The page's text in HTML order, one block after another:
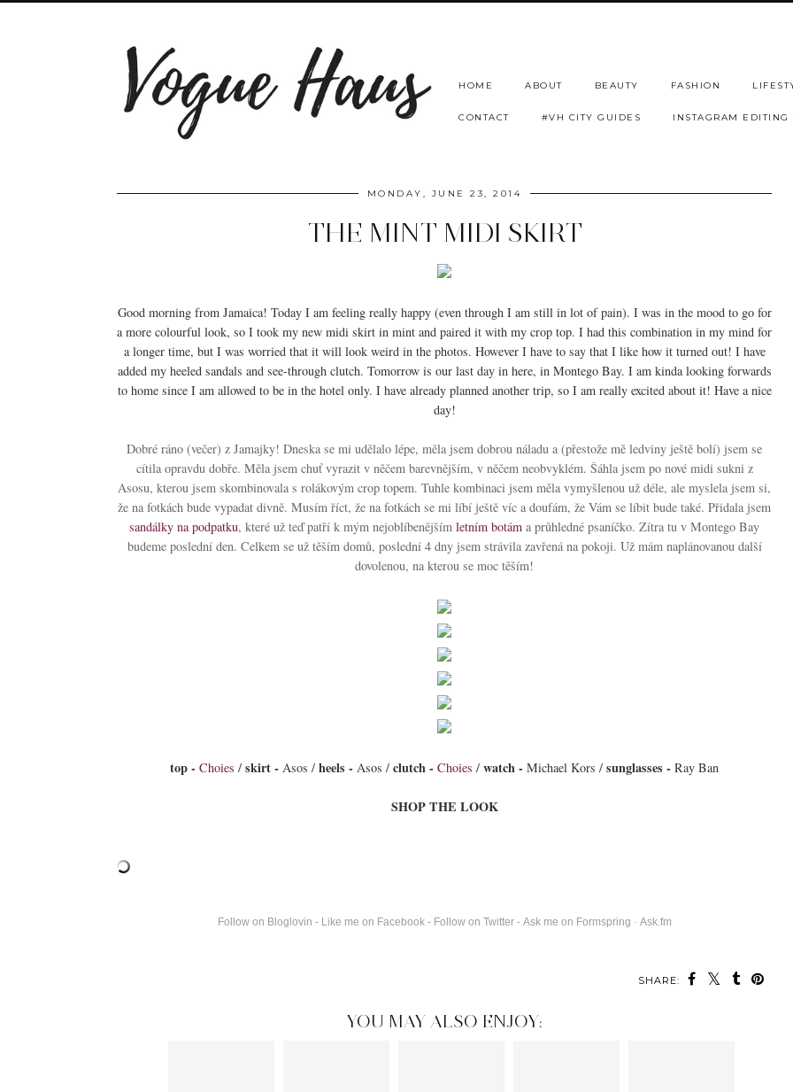
HOME ABOUT BEAUTY FASHION
CONTACT #VH CITY GUIDES INSTAGRAM EDITING
MONDAY, JUNE 23, 2014
THE MINT MIDI SKIRT
Good morning from Jamaica! Today I am feeling really happy (even through I am still in lot of pain). I was in the mood to go for
a more colourful look, so I took my new midi skirt in mint and paired it with my crop top. I had this combination in my mind for
a longer time, but I was worried that it will look weird in the photos. However I have to say that I like how it turned out! I have
added my heeled sandals and see-through clutch. Tomorrow is our last day in here, in Montego Bay. I am kinda looking forwards
to home since I am allowed to be in the hotel only. I have already planned another trip, so I am really excited about it! Have a nice
day!
Dobré ráno (večer) z Jamajky! Dneska se mi udělalo lépe, měla jsem dobrou náladu a (přestože mě ledviny ještě bolí) jsem se
cítila opravdu dobře. Měla jsem chuť vyrazit v něčem barevnějším, v něčem neobvyklém. Šáhla jsem po nové midi sukni z
Asosu, kterou jsem skombinovala s rolákovým crop topem. Tuhle kombinaci jsem měla vymyšlenou už déle, ale myslela jsem si,
že na fotkách bude vypadat divně. Musím říct, že na fotkách se mi líbí ještě víc a doufám, že Vám se líbit bude také. Přidala jsem
sandálky na podpatku, které už teď patří k mým nejoblíbenějším letním botám a průhledné psaníčko. Zítra tu v Montego Bay
budeme poslední den. Celkem se už těším domů, poslední 4 dny jsem strávila zavřená na pokoji. Už mám naplánovanou další
dovolenou, na kterou se moc těším!
top - Choies / skirt - Asos / heels - Asos / clutch - Choies / watch - Michael Kors / sunglasses - Ray Ban
SHOP THE LOOK
Follow on Bloglovin - Like me on Facebook- Follow on Twitter - Ask me on Formspring - Ask.fm
SHARE:
YOU MAY ALSO ENJOY: